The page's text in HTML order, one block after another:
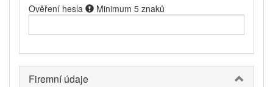
Ověření hesla Minimum 5 znaků
Firemní údaje